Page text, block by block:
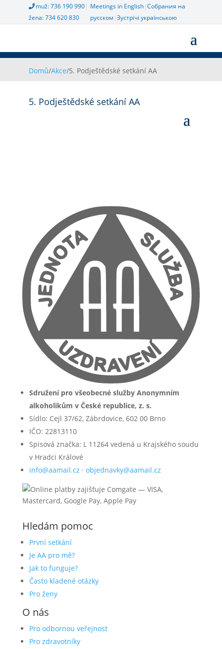
muž: 736 190 990|
žena: 734 620 830
Meetings in English|Собрания на
русском |Зустрічі українською
Domů/Akce/5. Podještědské setkání AA
5. Podještědské setkání AA
Sdružení pro všeobecné služby Anonymním
alkoholikům v České republice, z. s.
Sídlo: Cejl 37/62, Zábrdovice, 602 00 Brno
IČO: 22813110
Spisová značka: L 11264 vedená u Krajského soudu
v Hradci Králové
info@aamail.cz · objednavky@aamail.cz
Hledám pomoc
První setkání
Je AA pro mě?
Jak to funguje?
Často kladené otázky
Pro ženy
O nás
Pro odbornou veřejnost
Pro zdravotníky